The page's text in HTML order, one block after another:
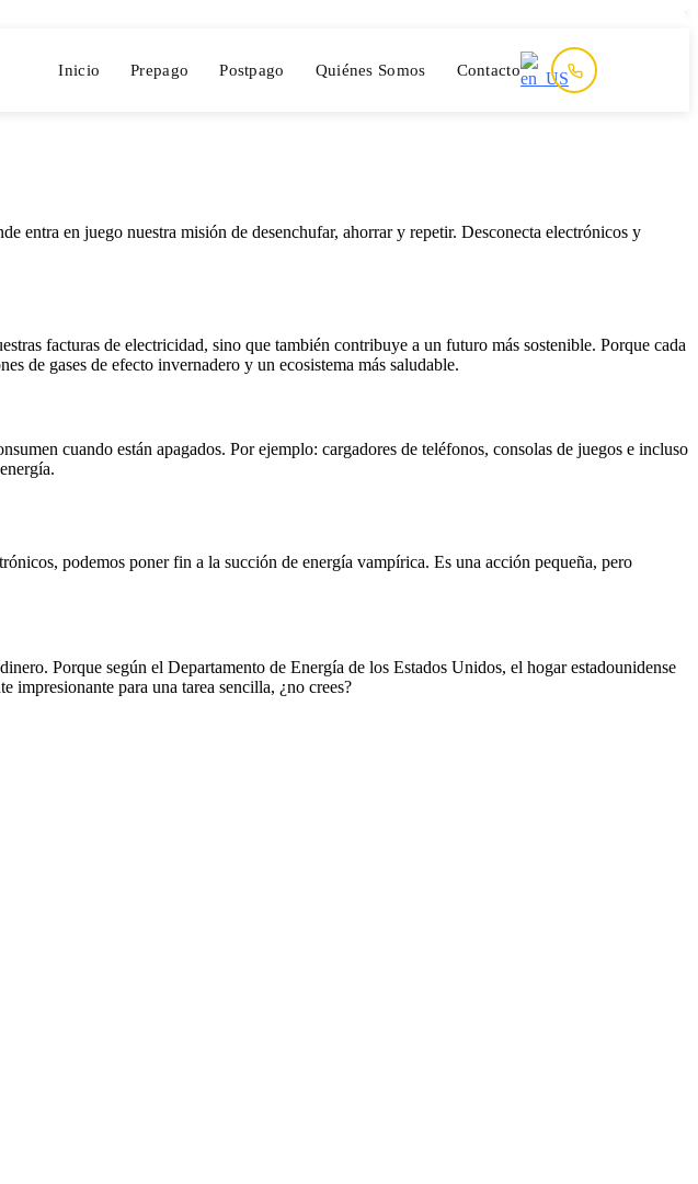
Inicio Prepago Postpago Quiénes Somos Contacto
entra en juego nuestra misión de desenchufar, ahorrar y repetir. Desconecta electrónicos y
facturas de electricidad, sino que también contribuye a un futuro más sostenible. Porque cada
de gases de efecto invernadero y un ecosistema más saludable.
cuando están apagados. Por ejemplo: cargadores de teléfonos, consolas de juegos e incluso
podemos poner fin a la succión de energía vampírica. Es una acción pequeña, pero
Porque según el Departamento de Energía de los Estados Unidos, el hogar estadounidense
impresionante para una tarea sencilla, ¿no crees?